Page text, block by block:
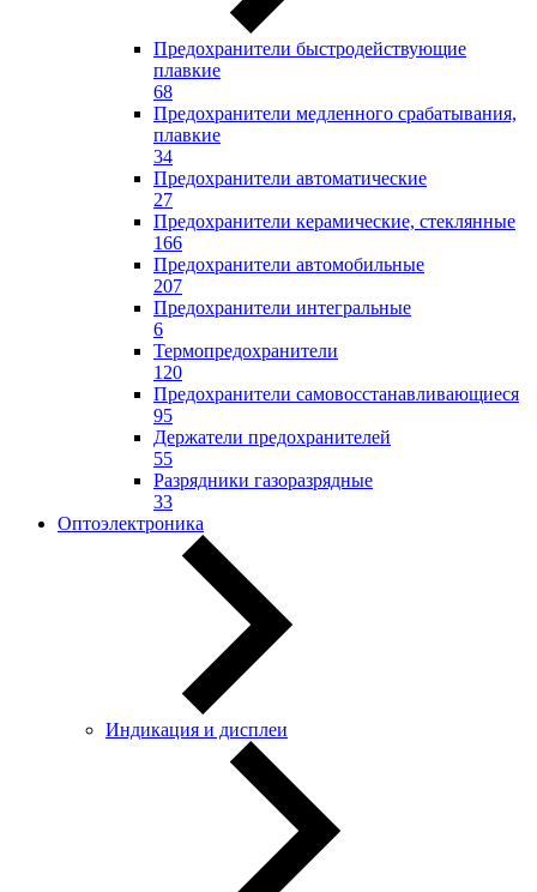
Предохранители быстродействующие
плавкие
68
Предохранители медленного срабатывания,
плавкие
34
Предохранители автоматические
27
Предохранители керамические, стеклянные
166
Предохранители автомобильные
207
Предохранители интегральные
6
Термопредохранители
120
Предохранители самовосстанавливающиеся
95
Держатели предохранителей
55
Разрядники газоразрядные
33
Оптоэлектроника
Индикация и дисплеи